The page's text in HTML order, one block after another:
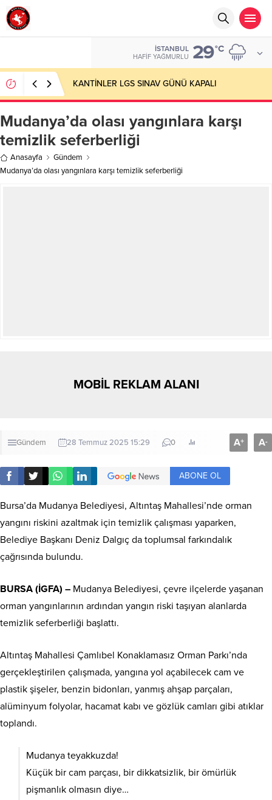
İSTANBUL
HAFIF YAĞMURLU 29°C
KANTİNLER LGS SINAV GÜNÜ KAPALI
Mudanya’da olası yangınlara karşı
temizlik seferberliği
Anasayfa
Gündem
Mudanya’da olası yangınlara karşı temizlik seferberliği
MOBİL REKLAM ALANI
Gündem 28 Temmuz 2025 15:29 0 A+ A-
ABONE OL
Bursa’da Mudanya Belediyesi, Altıntaş Mahallesi’nde orman
yangını riskini azaltmak için temizlik çalışması yaparken,
Belediye Başkanı Deniz Dalgıç da toplumsal farkındalık
çağrısında bulundu.
BURSA (İGFA) – Mudanya Belediyesi, çevre ilçelerde yaşanan
orman yangınlarının ardından yangın riski taşıyan alanlarda
temizlik seferberliği başlattı.
Altıntaş Mahallesi Çamlıbel Konaklamasız Orman Parkı’nda
gerçekleştirilen çalışmada, yangına yol açabilecek cam ve
plastik şişeler, benzin bidonları, yanmış ahşap parçaları,
alüminyum folyolar, hacamat kabı ve gözlük camları gibi atıklar
toplandı.
Mudanya teyakkuzda!
Küçük bir cam parçası, bir dikkatsizlik, bir ömürlük
pişmanlık olmasın diye…